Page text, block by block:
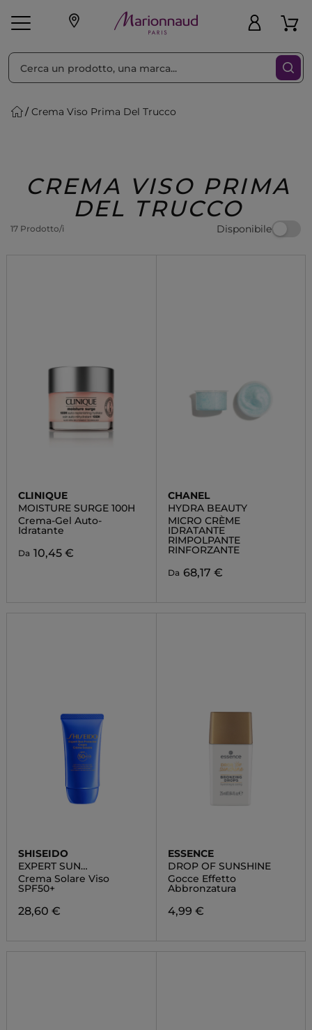
Make-up Profumi
Regalo
Crema Viso Prima Del Trucco
CREMA VISO PRIMA
DEL TRUCCO
17 Prodotto/i Disponibile
Ordina per Filtra
CLINIQUE
MOISTURE SURGE 100H
Crema-Gel Auto-
Idratante
Da 10,45 €
CHANEL
HYDRA BEAUTY
MICRO CRÈME
IDRATANTE
RIMPOLPANTE
RINFORZANTE
Da 68,17 €
SHISEIDO
EXPERT SUN
PROTECTOR
Crema Solare Viso
SPF50+
28,60 €
ESSENCE
DROP OF SUNSHINE
Gocce Effetto
Abbronzatura
4,99 €